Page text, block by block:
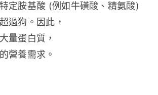
定胺基酸 (例如牛磺酸、精氨酸)
過狗。因此，
量蛋白質，
營養需求。